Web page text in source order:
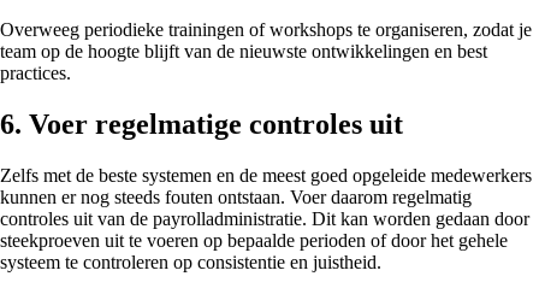
Overweeg periodieke trainingen of workshops te organiseren, zodat je
team op de hoogte blijft van de nieuwste ontwikkelingen en best
practices.
6. Voer regelmatige controles uit
Zelfs met de beste systemen en de meest goed opgeleide medewerkers
kunnen er nog steeds fouten ontstaan. Voer daarom regelmatig
controles uit van de payrolladministratie. Dit kan worden gedaan door
steekproeven uit te voeren op bepaalde perioden of door het gehele
systeem te controleren op consistentie en juistheid.